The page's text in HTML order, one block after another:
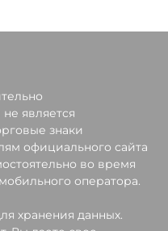
является
знаки
официального сайта
во время
оператора.
хранения данных.